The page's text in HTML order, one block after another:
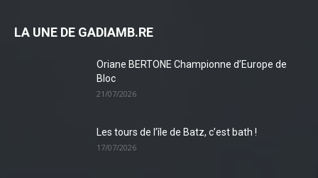
LA UNE DE GADIAMB.RE
Oriane BERTONE Championne d’Europe de
Bloc
21/07/2026
Les tours de l’île de Batz, c’est bath !
17/07/2026